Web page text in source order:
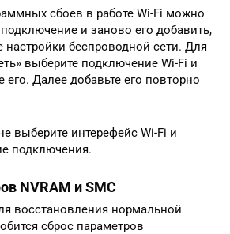
сбоев в работе Wi-Fi можно
и заново его добавить,
настройки беспроводной сети. Для
выберите подключение Wi-Fi и
его. Далее добавьте его повторно
выберите интерефейс Wi-Fi и
подключения.
NVRAM и SMC
восстановления нормальной
сброс параметров